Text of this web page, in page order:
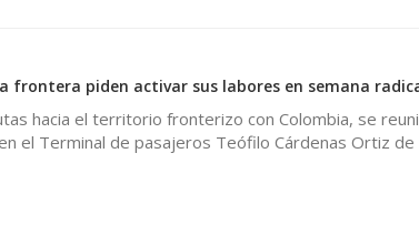
frontera piden activar sus labores en semana
hacia el territorio fronterizo con Colombia, se
el Terminal de pasajeros Teófilo Cárdenas Ortiz de